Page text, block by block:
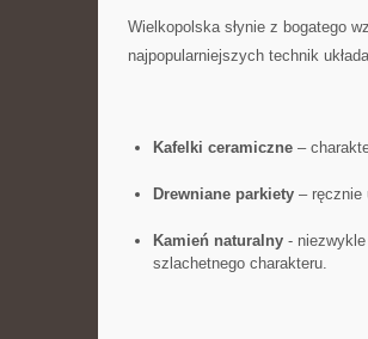
Wielkopolska słynie z bogatego
najpopularniejszych technik
Kafelki ⁣ceramiczne–
Drewniane ‌parkiety– ręcznie
Kamień naturalny-‌ niezwykle
szlachetnego charakteru.